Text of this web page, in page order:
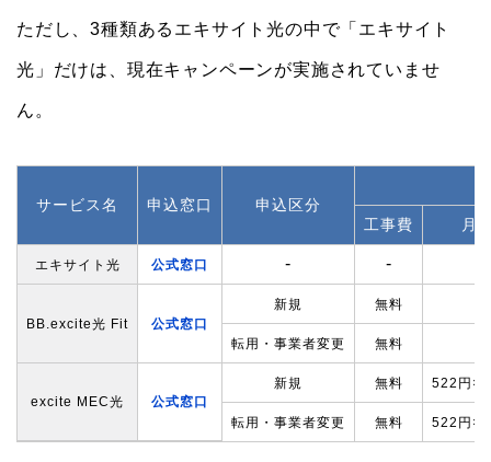
ただし、3種類あるエキサイト光の中で「エキサイト
光」だけは、現在キャンペーンが実施されていませ
ん。
サービス名 申込窓口
申込区分
工事費
月
エキサイト光 公式窓口 ‐ ‐
BB.excite光 Fit 公式窓口
新規 無料
転用・事業者変更 無料
excite MEC光 公式窓口
新規 無料 522円
転用・事業者変更 無料 522円